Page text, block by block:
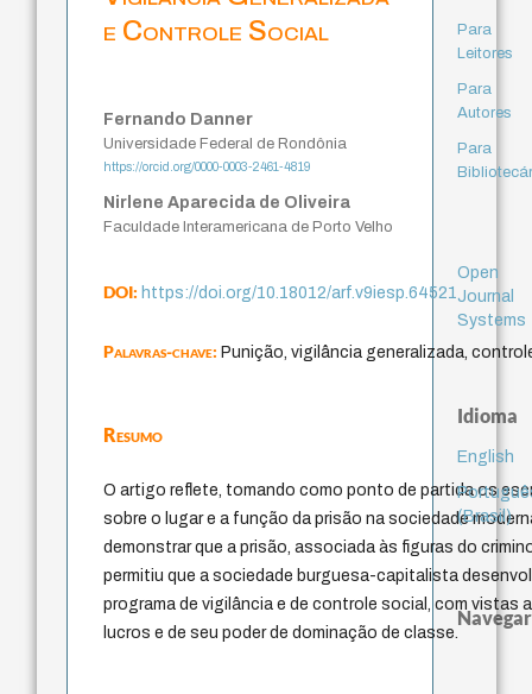
e Controle Social
Fernando Danner
Universidade Federal de Rondônia
https://orcid.org/0000-0003-2461-4819
Nirlene Aparecida de Oliveira
Faculdade Interamericana de Porto Velho
DOI:https://doi.org/10.18012/arf.v9iesp.64521
Palavras-chave:Punição, vigilância generalizada,
Resumo
O artigo reflete, tomando como ponto de partida os
sobre o lugar e a função da prisão na sociedade
demonstrar que a prisão, associada às figuras do
permitiu que a sociedade burguesa-capitalista
programa de vigilância e de controle social, com vistas
lucros e de seu poder de dominação de classe.
Para
Leitores
Para
Autores
Para
Open
Journal
Systems
Idioma
English
(Brasil)
Navegar